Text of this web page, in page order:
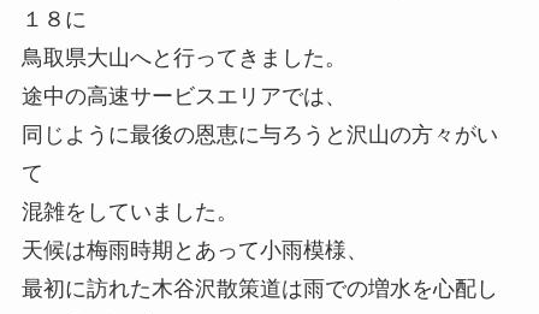
１８に
鳥取県大山へと行ってきました。
途中の高速サービスエリアでは、
同じように最後の恩恵に与ろうと沢山の方々がい
て
混雑をしていました。
天候は梅雨時期とあって小雨模様、
最初に訪れた木谷沢散策道は雨での増水を心配し